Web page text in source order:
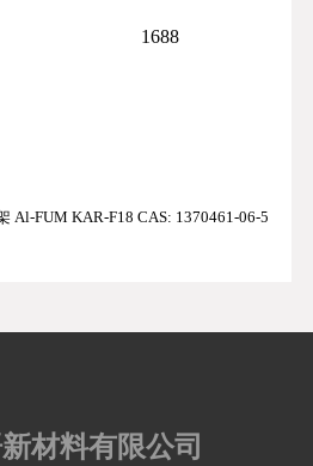
1688
Al-FUM KAR-F18 CAS: 1370461-06-5
材料有限公司